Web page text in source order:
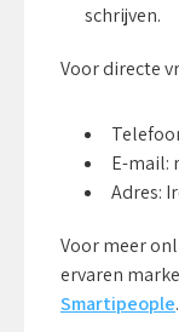
schrijven.
Voor directe
E-mail:
Adres:
Voor meer
ervaren
Smartipeople.